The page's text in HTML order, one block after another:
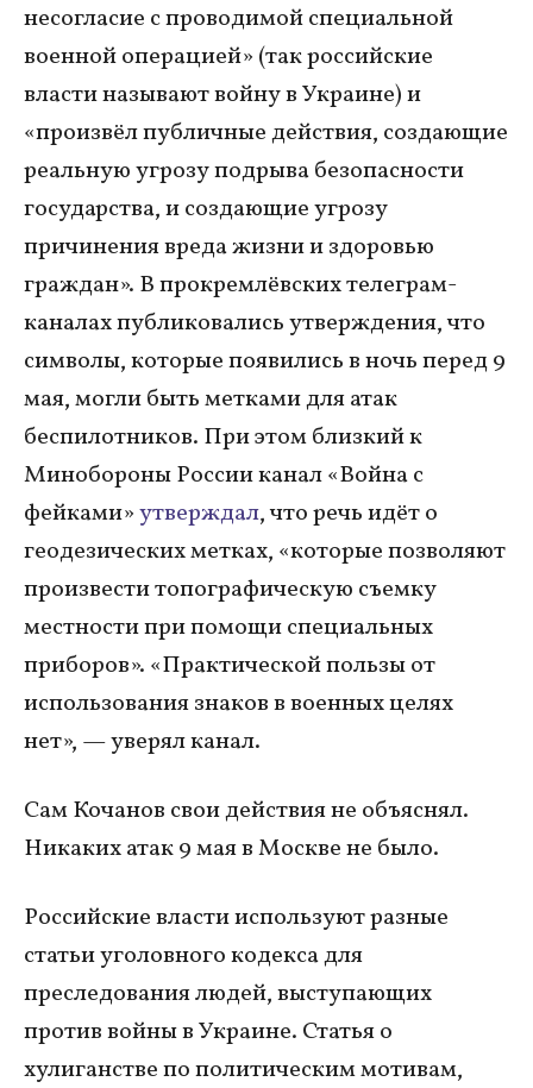
несогласие с проводимой специальной
военной операцией» (так российские
власти называют войну в Украине) и
«произвёл публичные действия, создающие
реальную угрозу подрыва безопасности
государства, и создающие угрозу
причинения вреда жизни и здоровью
граждан». В прокремлёвских телеграм-
каналах публиковались утверждения, что
символы, которые появились в ночь перед 9
мая, могли быть метками для атак
беспилотников. При этом близкий к
Минобороны России канал «Война с
фейками»утверждал, что речь идёт о
геодезических метках, «которые позволяют
произвести топографическую съемку
местности при помощи специальных
приборов». «Практической пользы от
использования знаков в военных целях
нет», — уверял канал.
Сам Кочанов свои действия не объяснял.
Никаких атак 9 мая в Москве не было.
Российские власти используют разные
статьи уголовного кодекса для
преследования людей, выступающих
против войны в Украине. Статья о
хулиганстве по политическим мотивам,